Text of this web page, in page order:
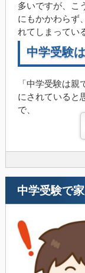
多いですが、こ
にもかかわらず
れてしまってい
中学受験
「中学受験は
にされていると
で、
中学受験で